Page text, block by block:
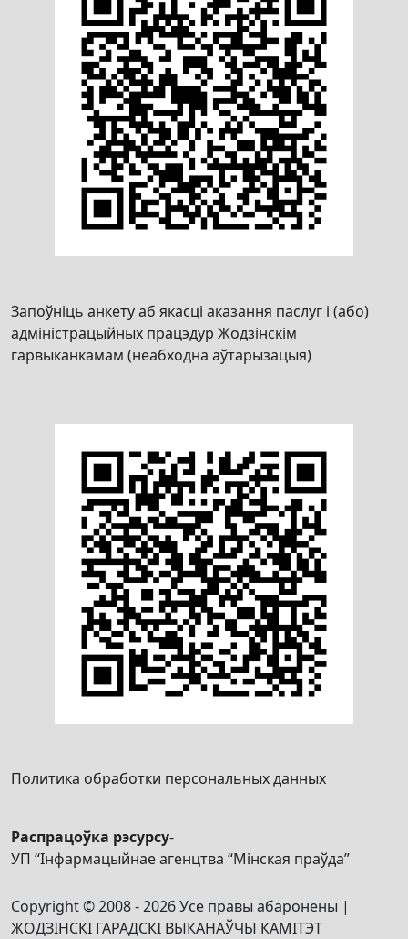
Запоўніць анкету аб якасці аказання паслуг і (або)
адміністрацыйных працэдур Жодзінскім
гарвыканкамам (неабходна аўтарызацыя)
Политика обработки персональных данных
Распрацоўка рэсурсу-
УП “Інфармацыйнае агенцтва “Мінская праўда”
Copyright © 2008 - 2026 Усе правы абаронены |
ЖОДЗІНСКІ ГАРАДСКІ ВЫКАНАЎЧЫ КАМІТЭТ